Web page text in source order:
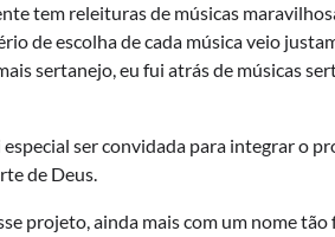
tem releituras de músicas
de escolha de cada música veio
sertanejo, eu fui atrás de músicas
ser convidada para integrar o
de Deus.
projeto, ainda mais com um nome